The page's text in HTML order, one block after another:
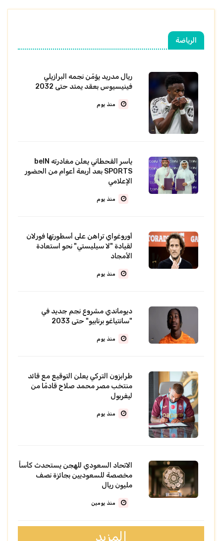
الرياضة
ريال مدريد يؤمّن نجمه البرازيلي
فينيسيوس بعقد يمتد حتى 2032
منذ يوم
ياسر القحطاني يعلن مغادرته beIN
SPORTS بعد أربعة أعوام من الحضور
الإعلامي
منذ يوم
أوروغواي تراهن على أسطورتها فورلان
لقيادة "لا سيليستي" نحو استعادة
الأمجاد
منذ يوم
ديوماندي مشروع نجم جديد في
"سانتياغو برنابيو" حتى 2033
منذ يوم
طرابزون التركي يعلن التوقيع مع قائد
منتخب مصر محمد صلاح قادمًا من
ليفربول
منذ يوم
الاتحاد السعودي للهجن يستحدث كأساً
مخصصة للسعوديين بجائزة نصف
مليون ريال
منذ يومين
المزيد